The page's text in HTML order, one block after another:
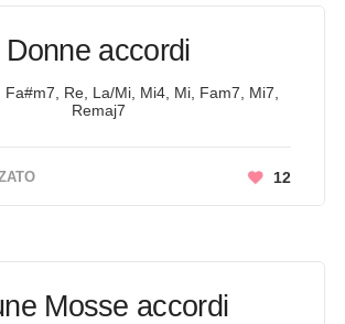
Donne accordi
Fa#m7, Re, La/Mi, Mi4, Mi, Fam7, Mi7,
Remaj7
12
Mosse accordi